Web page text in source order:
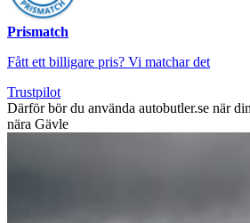
Prismatch
Fått ett billigare pris? Vi matchar det
Trustpilot
Därför bör du använda autobutler.se när
nära Gävle